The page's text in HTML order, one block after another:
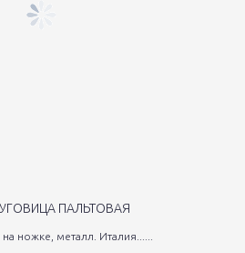
ПАЛЬТОВАЯ
ножке, металл. Италия......